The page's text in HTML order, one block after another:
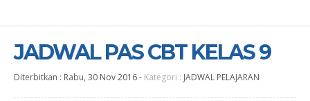
JADWAL PAS CBT KELAS 9
Diterbitkan : Rabu, 30 Nov 2016- Kategori : JADWAL PELAJARAN